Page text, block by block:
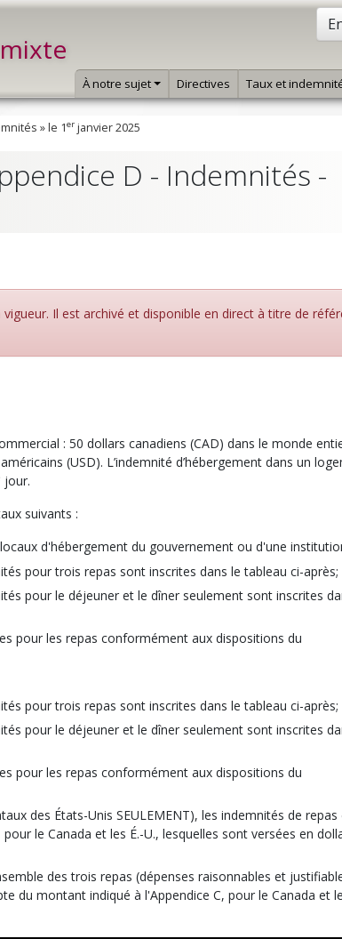
À notre sujet Directives Taux et
»le 1er janvier 2025
D - Indemnités -
Il est archivé et disponible en direct à titre de
: 50 dollars canadiens (CAD) dans le monde
(USD). L’indemnité d’hébergement dans un
jour.
suivants :
d'hébergement du gouvernement ou d'une
pour trois repas sont inscrites dans le tableau ci-après;
pour le déjeuner et le dîner seulement sont inscrites
pour les repas conformément aux dispositions du
pour trois repas sont inscrites dans le tableau ci-après;
pour le déjeuner et le dîner seulement sont inscrites
pour les repas conformément aux dispositions du
des États-Unis SEULEMENT), les indemnités de repas
le Canada et les É.-U., lesquelles sont versées en
des trois repas (dépenses raisonnables et
du montant indiqué à l'Appendice C, pour le Canada et